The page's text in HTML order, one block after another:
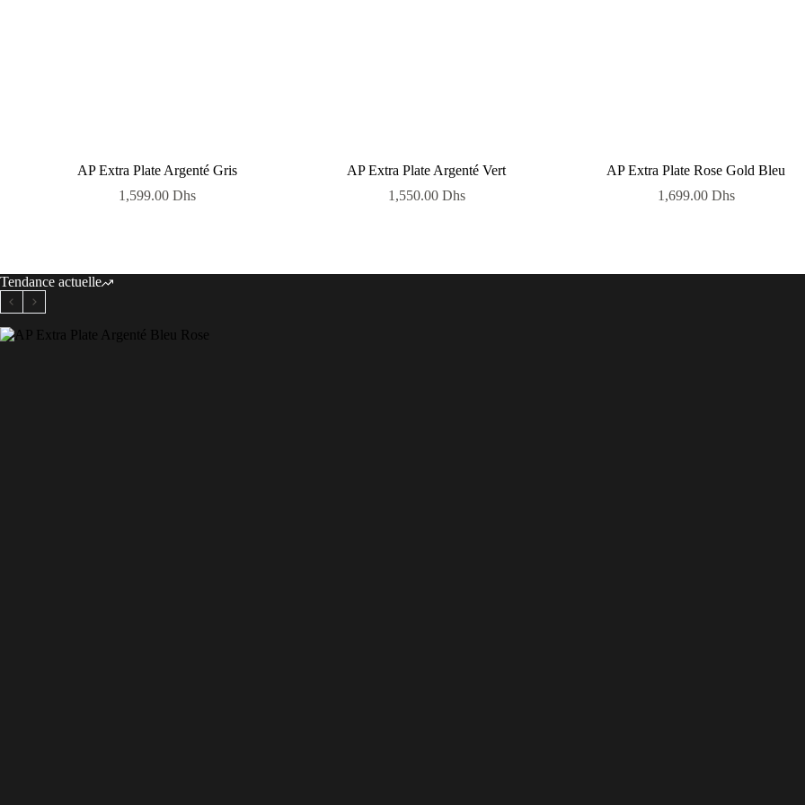
AP Extra Plate Argenté Gris
1,599.00 Dhs
AP Extra Plate Argenté Vert
1,550.00 Dhs
AP Extra Plate Rose Gold Bleu
1,699.00 Dhs
Tendance actuelle